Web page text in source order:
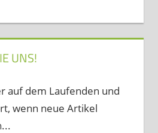
UNS!
auf dem Laufenden und
wenn neue Artikel